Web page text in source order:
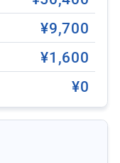
¥9,700
¥1,600
¥0